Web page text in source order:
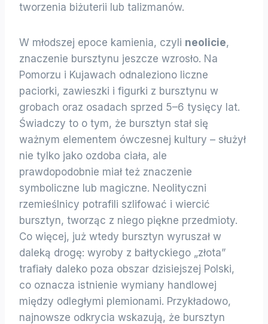
tworzenia biżuterii lub talizmanów.
W młodszej epoce kamienia, czyli neolicie,
znaczenie bursztynu jeszcze wzrosło. Na
Pomorzu i Kujawach odnaleziono liczne
paciorki, zawieszki i figurki z bursztynu w
grobach oraz osadach sprzed 5–6 tysięcy lat.
Świadczy to o tym, że bursztyn stał się
ważnym elementem ówczesnej kultury – służył
nie tylko jako ozdoba ciała, ale
prawdopodobnie miał też znaczenie
symboliczne lub magiczne. Neolityczni
rzemieślnicy potrafili szlifować i wiercić
bursztyn, tworząc z niego piękne przedmioty.
Co więcej, już wtedy bursztyn wyruszał w
daleką drogę: wyroby z bałtyckiego „złota”
trafiały daleko poza obszar dzisiejszej Polski,
co oznacza istnienie wymiany handlowej
między odległymi plemionami. Przykładowo,
najnowsze odkrycia wskazują, że bursztyn